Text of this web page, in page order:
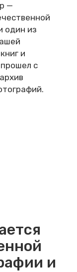
—
один из
и
с
и